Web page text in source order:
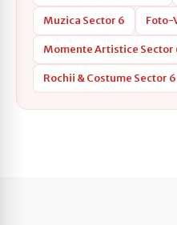
Muzica Sector 6 Foto-
Momente Artistice Sector
Rochii & Costume Sector 6